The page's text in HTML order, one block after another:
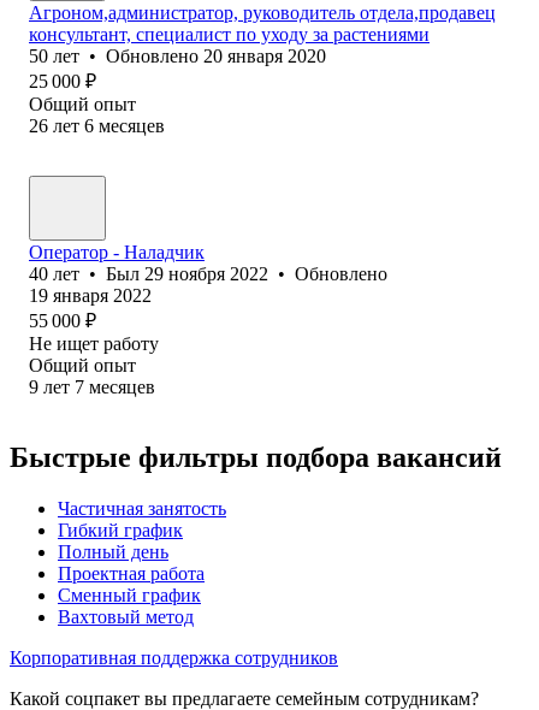
Агроном,администратор, руководитель отдела,продавец
консультант, специалист по уходу за растениями
50 лет • Обновлено 20 января 2020
25 000 ₽
Общий опыт
26 лет 6 месяцев
Оператор - Наладчик
40 лет • Был 29 ноября 2022 • Обновлено
19 января 2022
55 000 ₽
Не ищет работу
Общий опыт
9 лет 7 месяцев
Быстрые фильтры подбора вакансий
Частичная занятость
Гибкий график
Полный день
Проектная работа
Сменный график
Вахтовый метод
Корпоративная поддержка сотрудников
Какой соцпакет вы предлагаете семейным сотрудникам?